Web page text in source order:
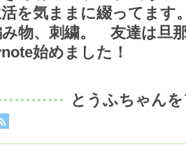
活を気ままに綴ってま
物、刺繍。 友達は旦
始めました！
とうふちゃん